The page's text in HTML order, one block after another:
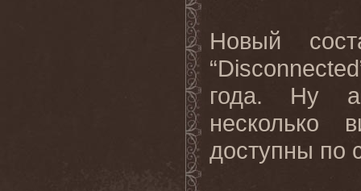
Новый
“Disconnected
года. Ну а
несколько
доступны по